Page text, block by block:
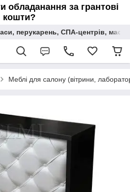
обладанання за грантові
кошти?
перукарень, СПА-центрів,
Меблі для салону (вітрини,